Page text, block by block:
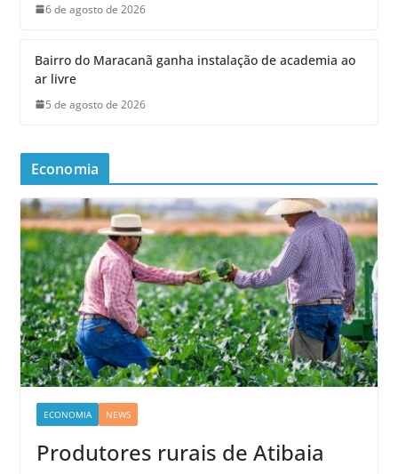
6 de agosto de 2026
Bairro do Maracanã ganha instalação de academia ao
ar livre
5 de agosto de 2026
Economia
ECONOMIA NEWS
Produtores rurais de Atibaia